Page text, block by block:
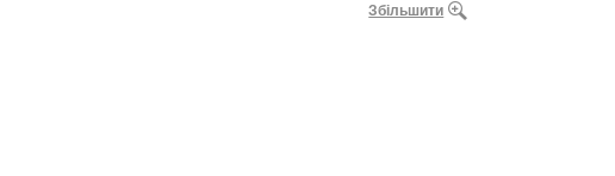
Збільшити